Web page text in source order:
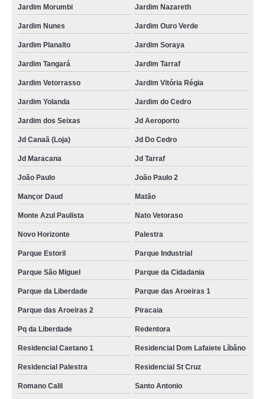
Jardim Morumbi Jardim Nazareth
Jardim Nunes Jardim Ouro Verde
Jardim Planalto Jardim Soraya
Jardim Tangará Jardim Tarraf
Jardim Vetorrasso Jardim Vitória Régia
Jardim Yolanda Jardim do Cedro
Jardim dos Seixas Jd Aeroporto
Jd Canaã (Loja) Jd Do Cedro
Jd Maracana Jd Tarraf
João Paulo João Paulo 2
Mançor Daud Matão
Monte Azul Paulista Nato Vetoraso
Novo Horizonte Palestra
Parque Estoril Parque Industrial
Parque São Miguel Parque da Cidadania
Parque da Liberdade Parque das Aroeiras 1
Parque das Aroeiras 2 Piracaia
Pq da Liberdade Redentora
Residencial Caetano 1 Residencial Dom Lafaiete Líbâno
Residencial Palestra Residencial St Cruz
Romano Calil Santo Antonio